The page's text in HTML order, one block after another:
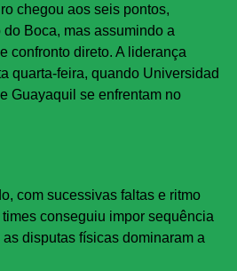
chegou aos seis pontos,
Boca, mas assumindo a
confronto direto. A liderança
quarta-feira, quando Universidad
Guayaquil se enfrentam no
com sucessivas faltas e ritmo
conseguiu impor sequência
disputas físicas dominaram a